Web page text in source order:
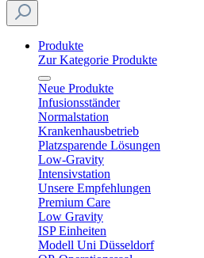
Produkte
Zur Kategorie Produkte
Neue Produkte
Infusionsständer
Normalstation
Krankenhausbetrieb
Platzsparende Lösungen
Low-Gravity
Intensivstation
Unsere Empfehlungen
Premium Care
Low Gravity
ISP Einheiten
Modell Uni Düsseldorf